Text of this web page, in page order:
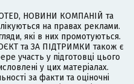
НОВИНИ КОМПАНІЙ та
на правах реклами.
які в них промотуються.
та ЗА ПІДТРИМКИ також є
участь у підготовці цього
у цих матеріалах.
за факти та оціночні